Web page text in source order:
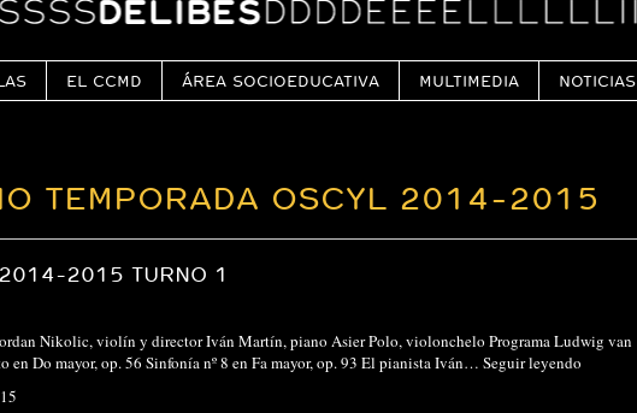
EL CCMD ÁREA SOCIOEDUCATIVA MULTIMEDIA NOTICIAS
TEMPORADA OSCYL 2014-2015
2015 TURNO 1
Nikolic, violín y director Iván Martín, piano Asier Polo, violonchelo Programa Ludwig van
Do mayor, op. 56 Sinfonía nº 8 en Fa mayor, op. 93 El pianista Iván… Seguir leyendo